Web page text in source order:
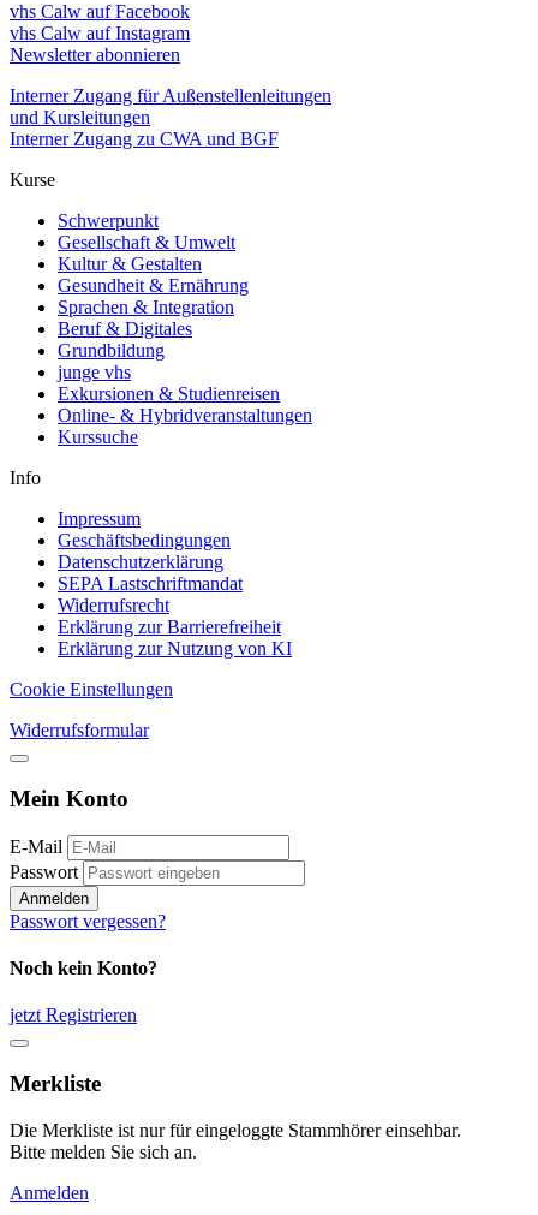
vhs Calw auf Facebook
vhs Calw auf Instagram
Newsletter abonnieren
Interner Zugang für Außenstellenleitungen
und Kursleitungen
Interner Zugang zu CWA und BGF
Kurse
Schwerpunkt
Gesellschaft & Umwelt
Kultur & Gestalten
Gesundheit & Ernährung
Sprachen & Integration
Beruf & Digitales
Grundbildung
junge vhs
Exkursionen & Studienreisen
Online- & Hybridveranstaltungen
Kurssuche
Info
Impressum
Geschäftsbedingungen
Datenschutzerklärung
SEPA Lastschriftmandat
Widerrufsrecht
Erklärung zur Barrierefreiheit
Erklärung zur Nutzung von KI
Cookie Einstellungen
Widerrufsformular
Mein Konto
E-Mail
Passwort
Anmelden
Passwort vergessen?
Noch kein Konto?
jetzt Registrieren
Merkliste
Die Merkliste ist nur für eingeloggte Stammhörer einsehbar.
Bitte melden Sie sich an.
Anmelden